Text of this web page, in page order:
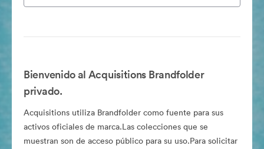
Bienvenido al Acquisitions Brandfolder
privado.
Acquisitions utiliza Brandfolder como fuente para sus
activos oficiales de marca.Las colecciones que se
muestran son de acceso público para su uso.Para solicitar